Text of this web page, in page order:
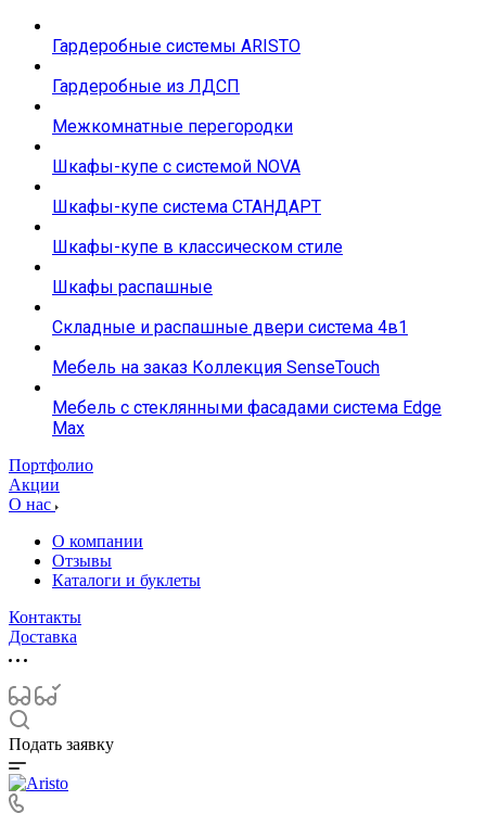
Гардеробные системы ARISTO
Гардеробные из ЛДСП
Межкомнатные перегородки
Шкафы-купе с системой NOVA
Шкафы-купе система СТАНДАРТ
Шкафы-купе в классическом стиле
Шкафы распашные
Складные и распашные двери система 4в1
Мебель на заказ Коллекция SenseTouch
Мебель с стеклянными фасадами система Edge
Max
Портфолио
Акции
О нас
О компании
Отзывы
Каталоги и буклеты
Контакты
Доставка
Подать заявку